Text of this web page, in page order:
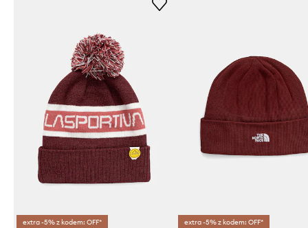
extra -5% z kodem: OFF* extra -5% z kodem: OFF*